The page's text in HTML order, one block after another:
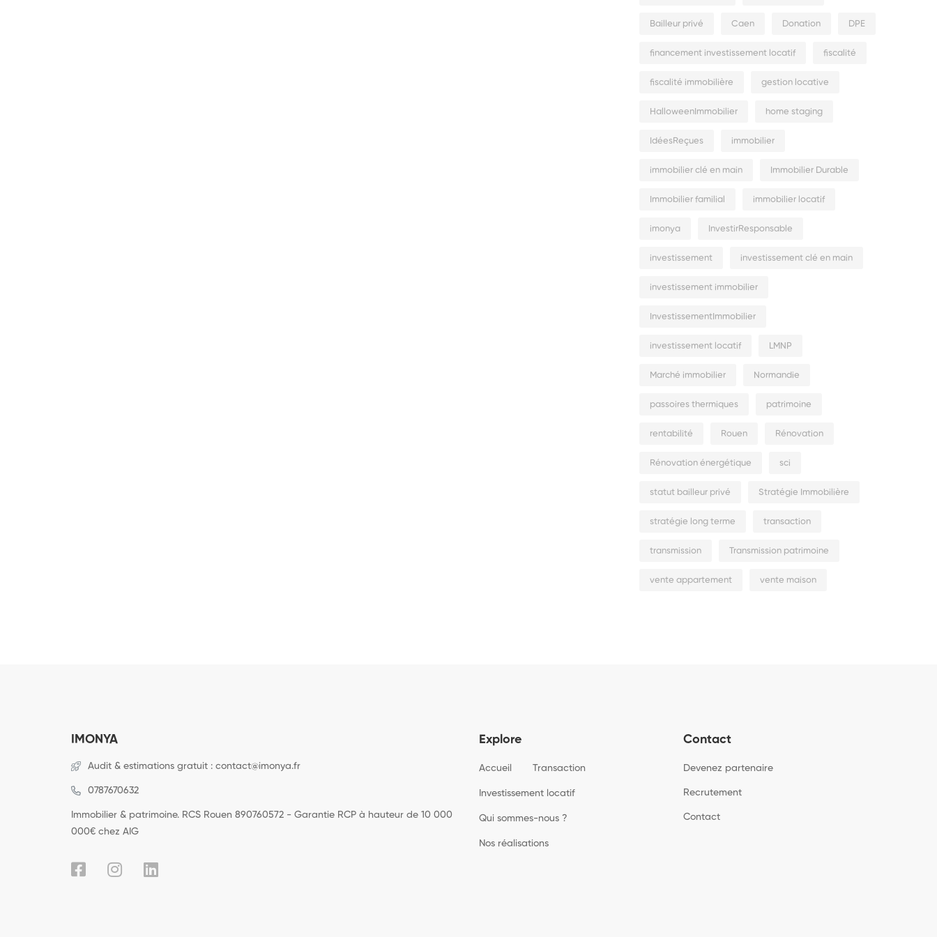
Bailleur privé Caen Donation DPE
financement investissement locatif fiscalité
fiscalité immobilière gestion locative
HalloweenImmobilier home staging
IdéesReçues immobilier
immobilier clé en main Immobilier Durable
Immobilier familial immobilier locatif
imonya InvestirResponsable
investissement investissement clé en main
investissement immobilier
InvestissementImmobilier
investissement locatif LMNP
Marché immobilier Normandie
passoires thermiques patrimoine
rentabilité Rouen Rénovation
Rénovation énergétique sci
statut bailleur privé Stratégie Immobilière
stratégie long terme transaction
transmission Transmission patrimoine
vente appartement vente maison
IMONYA
Audit & estimations gratuit : contact@imonya.fr
0787670632
Immobilier & patrimoine. RCS Rouen 890760572 - Garantie RCP à hauteur de 10 000
000€ chez AIG
Explore
Accueil Transaction
Investissement locatif
Qui sommes-nous ?
Nos réalisations
Contact
Devenez partenaire
Recrutement
Contact